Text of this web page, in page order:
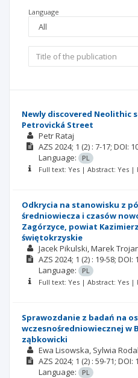
Language
Newly discovered Neolithic
Petrovická Street
Petr Rataj
AZS 2024; 1 (2) : 7-17; DOI:
Language:
PL
Full text: Yes | Abstract: Yes
Odkrycia na stanowisku z
średniowiecza i czasów
Zagórzyce, powiat
świętokrzyskie
Jacek Pikulski Marek
AZS 2024; 1 (2) : 19-58; DOI:
Language:
PL
Full text: Yes | Abstract: Yes
Sprawozdanie z badań na
wczesnośredniowiecznej w
ząbkowicki
Ewa Lisowska Sylwia
AZS 2024; 1 (2) : 59-71; DOI:
Language:
PL